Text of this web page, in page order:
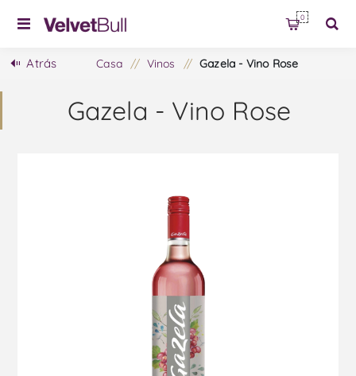
0
Atrás Casa / Vinos / Gazela - Vino Rose
Gazela - Vino Rose